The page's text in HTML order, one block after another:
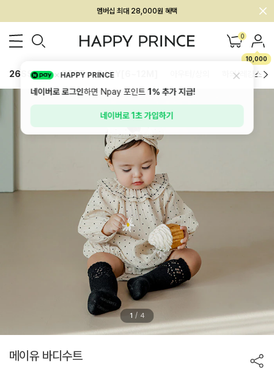
회원전용 아울렛, 가입하면 ~60% 할인!
멤버십 최대 28,000원 혜택 0
10,000
26SS 신상 BEST BABY[6~12M] 하의/레깅스
1 / 4
메이유 바디수트
HAPPY PRINCE
네이버로 로그인하면 Npay 포인트1%추가 지급!
네이버로 1초 가입하기